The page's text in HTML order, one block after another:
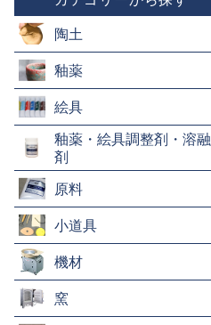
陶土
釉薬
絵具
釉薬・絵具調整剤・溶融
剤
原料
小道具
機材
窯